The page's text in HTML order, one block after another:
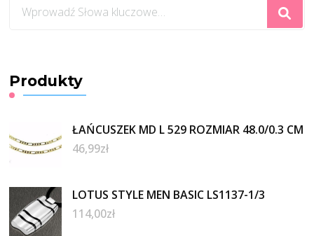
czegoś?
Produkty
ŁAŃCUSZEK MD L 529 ROZMIAR 48.0/0.3 CM
46,99zł
LOTUS STYLE MEN BASIC LS1137-1/3
114,00zł